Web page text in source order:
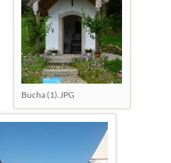
Bucha (1).JPG